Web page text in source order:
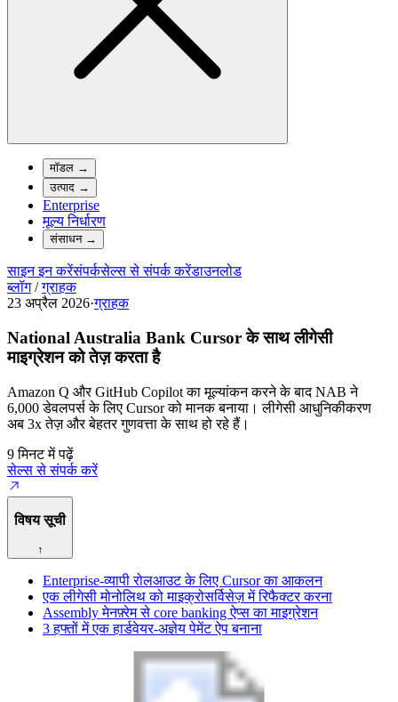
मॉडल →
उत्पाद →
Enterprise
मूल्य निर्धारण
संसाधन→
साइन इन करेंसंपर्कसेल्स से संपर्क करेंडाउनलोड
ब्लॉग / ग्राहक
23 अप्रैल 2026·ग्राहक
National Australia Bank Cursor के साथ लीगेसी
माइग्रेशन को तेज़ करता है
Amazon Q और GitHub Copilot का मूल्यांकन करने के बाद NAB ने
6,000 डेवलपर्स के लिए Cursor को मानक बनाया। लीगेसी आधुनिकीकरण
अब 3x तेज़ और बेहतर गुणवत्ता के साथ हो रहे हैं।
9 मिनट में पढ़ें
सेल्स से संपर्क करें
विषय सूची
↑
Enterprise-व्यापी रोलआउट के लिए Cursor का आकलन
एक लीगेसी मोनोलिथ को माइक्रोसर्विसेज़ में रिफैक्टर करना
Assembly मेनफ़्रेम से core banking ऐप्स का माइग्रेशन
3 हफ्तों में एक हार्डवेयर-अज्ञेय पेमेंट ऐप बनाना